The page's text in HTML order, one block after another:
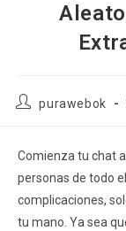
purawebok
Comienza tu chat
personas de todo
complicaciones,
tu mano. Ya sea